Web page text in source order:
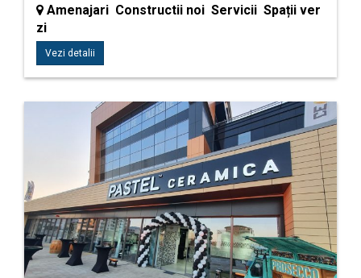
Amenajari Constructii noi Servicii Spații ver
zi
Vezi detalii